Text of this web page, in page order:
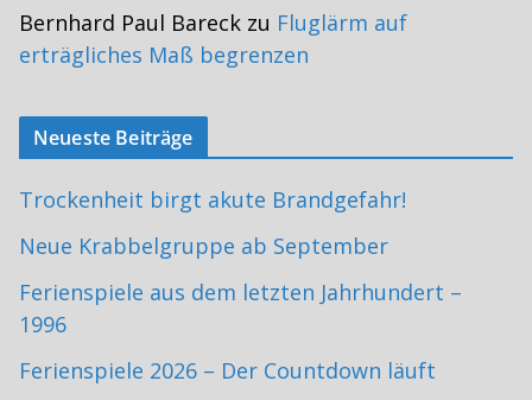
Bernhard Paul Bareck zu Fluglärm auf
erträgliches Maß begrenzen
Neueste Beiträge
Trockenheit birgt akute Brandgefahr!
Neue Krabbelgruppe ab September
Ferienspiele aus dem letzten Jahrhundert –
1996
Ferienspiele 2026 – Der Countdown läuft